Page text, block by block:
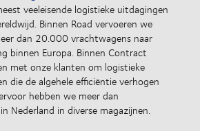
veeleisende logistieke uitdagingen
Binnen Road vervoeren we
dan 20.000 vrachtwagens naar
binnen Europa. Binnen Contract
met onze klanten om logistieke
die de algehele efficiëntie verhogen
hebben we meer dan
Nederland in diverse magazijnen.